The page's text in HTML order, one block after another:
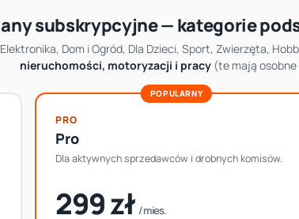
subskrypcyjne — kategorie
Dom i Ogród, Dla Dzieci, Sport, Zwierzęta,
nieruchomości, motoryzacji i pracy(te mają osobne
PRO
Pro
Dla aktywnych sprzedawców i drobnych komisów.
299 zł / mies.